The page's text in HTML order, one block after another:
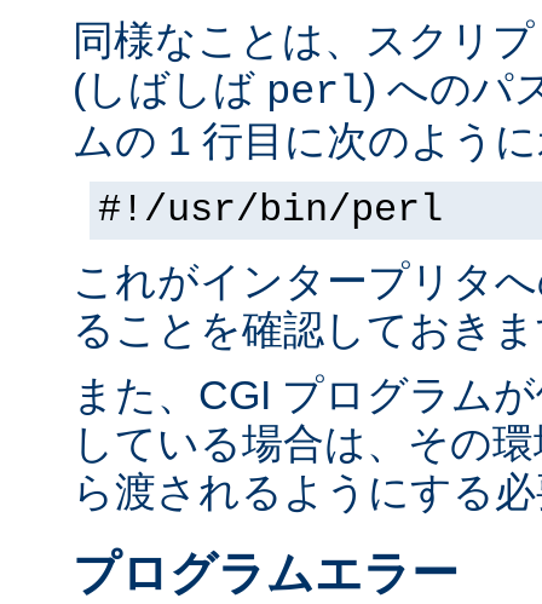
同様なことは、スクリ
(しばしば perl) へのパ
ムの 1 行目に次のよう
#!/usr/bin/perl
これがインタープリタ
ることを確認しておき
また、CGI プログラム
している場合は、その
ら渡されるようにする
プログラムエラー